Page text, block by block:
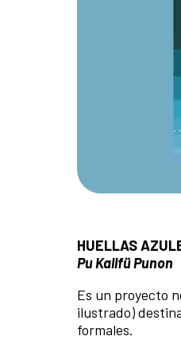
HUELLAS
Pu Kallfü Punon
Es un proyecto
ilustrado)
formales.